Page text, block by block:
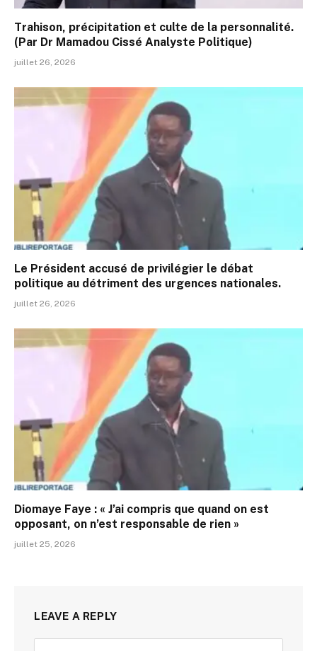
Trahison, précipitation et culte de la personnalité.
(Par Dr Mamadou Cissé Analyste Politique)
juillet 26, 2026
Le Président accusé de privilégier le débat
politique au détriment des urgences nationales.
juillet 26, 2026
Diomaye Faye : « J’ai compris que quand on est
opposant, on n’est responsable de rien »
juillet 25, 2026
LEAVE A REPLY